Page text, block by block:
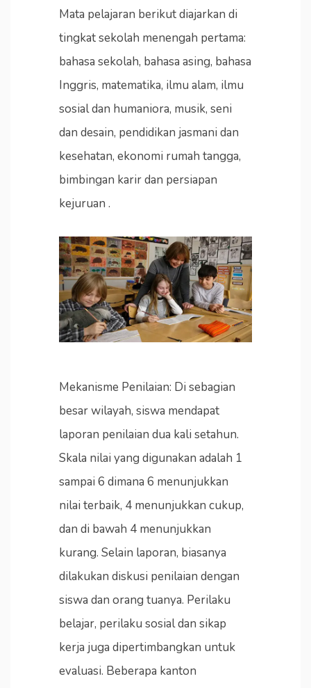
Mata pelajaran berikut diajarkan di
tingkat sekolah menengah pertama:
bahasa sekolah, bahasa asing, bahasa
Inggris, matematika, ilmu alam, ilmu
sosial dan humaniora, musik, seni
dan desain, pendidikan jasmani dan
kesehatan, ekonomi rumah tangga,
bimbingan karir dan persiapan
kejuruan .
Mekanisme Penilaian: Di sebagian
besar wilayah, siswa mendapat
laporan penilaian dua kali setahun.
Skala nilai yang digunakan adalah 1
sampai 6 dimana 6 menunjukkan
nilai terbaik, 4 menunjukkan cukup,
dan di bawah 4 menunjukkan
kurang. Selain laporan, biasanya
dilakukan diskusi penilaian dengan
siswa dan orang tuanya. Perilaku
belajar, perilaku sosial dan sikap
kerja juga dipertimbangkan untuk
evaluasi. Beberapa kanton